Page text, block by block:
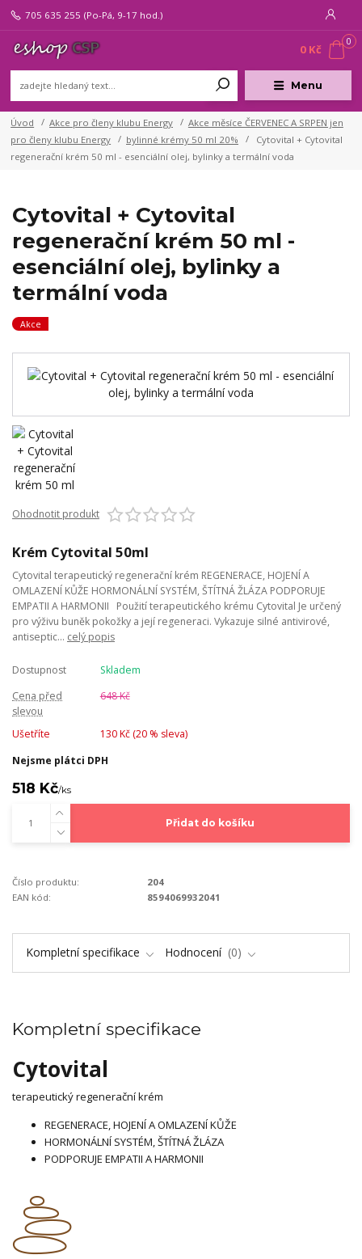
Menu
705 635 255 (Po-Pá, 9-17 hod.)
0
0 Kč
Úvod Akce pro členy klubu Energy
Akce měsíce ČERVENEC A SRPEN jen
pro členy klubu Energy
bylinné krémy 50 ml 20%
Cytovital + Cytovital
regenerační krém 50 ml - esenciální olej, bylinky a termální voda
Cytovital + Cytovital
regenerační krém 50 ml -
esenciální olej, bylinky a
termální voda
Akce
Ohodnotit produkt
Krém Cytovital 50ml
Cytovital terapeutický regenerační krém REGENERACE, HOJENÍ A
OMLAZENÍ KŮŽE HORMONÁLNÍ SYSTÉM, ŠTÍTNÁ ŽLÁZA PODPORUJE
EMPATII A HARMONII Použití terapeutického krému Cytovital Je určený
pro výživu buněk pokožky a její regeneraci. Vykazuje silné antivirové,
antiseptic... celý popis
Dostupnost
Skladem
Cena před
slevou
648 Kč
Ušetříte 130 Kč (20% sleva)
Nejsme plátci DPH
518 Kč/ks
Přidat do košíku
Číslo produktu:
204
EAN kód:
8594069932041
Kompletní specifikace Hodnocení 0
Kompletní specifikace
Cytovital
terapeutický regenerační krém
REGENERACE, HOJENÍ A OMLAZENÍ KŮŽE
HORMONÁLNÍ SYSTÉM, ŠTÍTNÁ ŽLÁZA
PODPORUJE EMPATII A HARMONII